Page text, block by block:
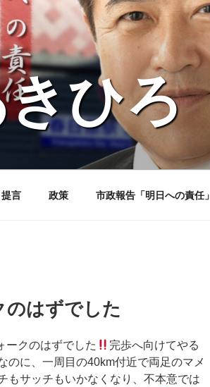
ひろ
言 政策 市政報告「明日への責任」
のはずでした
ークのはずでした
完歩へ向けてやる
のに、一周目の40km付近で両足のマメ
もサッチもいかなくなり、不本意では